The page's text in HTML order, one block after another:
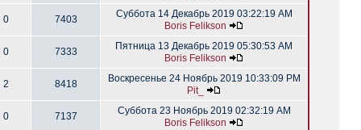
0 7403
Суббота 14 Декабрь 2019 03:22:19 AM
Boris Felikson
0 7333
Пятница 13 Декабрь 2019 05:30:53 AM
Boris Felikson
2 8418
Воскресенье 24 Ноябрь 2019 10:33:09 PM
Pit_
0 7137
Суббота 23 Ноябрь 2019 02:32:19 AM
Boris Felikson